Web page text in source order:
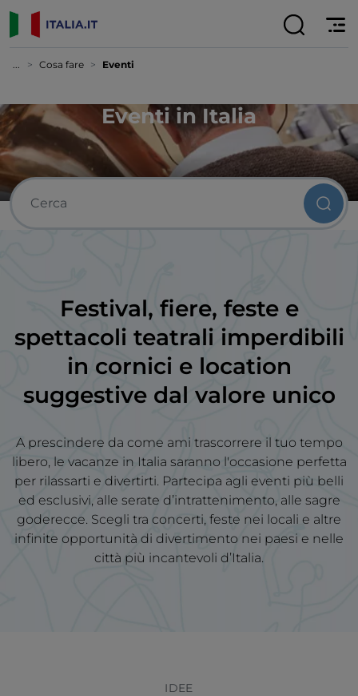
... Cosa fare Eventi
Eventi in Italia
Festival, fiere, feste e
spettacoli teatrali imperdibili
in cornici e location
suggestivedal valore unico
A prescindere da come ami trascorrere il tuo tempo
libero, le vacanze in Italia saranno l'occasione perfetta
per rilassarti e divertirti. Partecipa agli eventi più belli
ed esclusivi, alle serate d’intrattenimento, alle sagre
goderecce. Scegli tra concerti, feste nei locali e altre
infinite opportunità di divertimento nei paesi e nelle
città più incantevoli d’Italia.
IDEE